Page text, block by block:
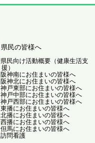
県民の皆様へ
県民向け活動概要（健康生活支
援）
阪神南にお住まいの皆様へ
阪神北にお住まいの皆様へ
神戸東部にお住まいの皆様へ
神戸中部にお住まいの皆様へ
神戸西部にお住まいの皆様へ
東播にお住まいの皆様へ
北播にお住まいの皆様へ
西播にお住まいの皆様へ
但馬にお住まいの皆様へ
訪問看護